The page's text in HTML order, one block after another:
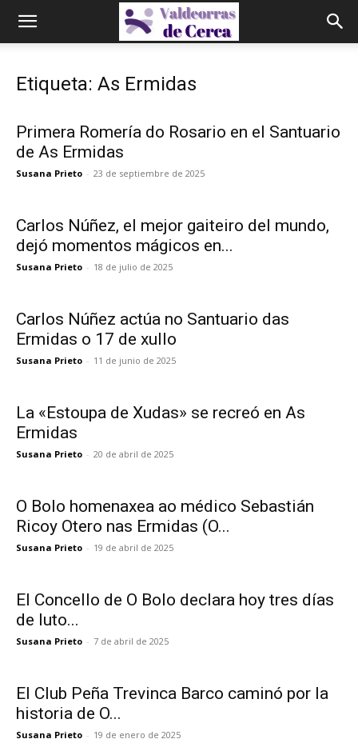
Etiqueta: As Ermidas
Primera Romería do Rosario en el Santuario
de As Ermidas
Susana Prieto - 23 de septiembre de 2025
Carlos Núñez, el mejor gaiteiro del mundo,
dejó momentos mágicos en...
Susana Prieto - 18 de julio de 2025
Carlos Núñez actúa no Santuario das
Ermidas o 17 de xullo
Susana Prieto - 11 de junio de 2025
La «Estoupa de Xudas» se recreó en As
Ermidas
Susana Prieto - 20 de abril de 2025
O Bolo homenaxea ao médico Sebastián
Ricoy Otero nas Ermidas (O...
Susana Prieto - 19 de abril de 2025
El Concello de O Bolo declara hoy tres días
de luto...
Susana Prieto - 7 de abril de 2025
El Club Peña Trevinca Barco caminó por la
historia de O...
Susana Prieto - 19 de enero de 2025